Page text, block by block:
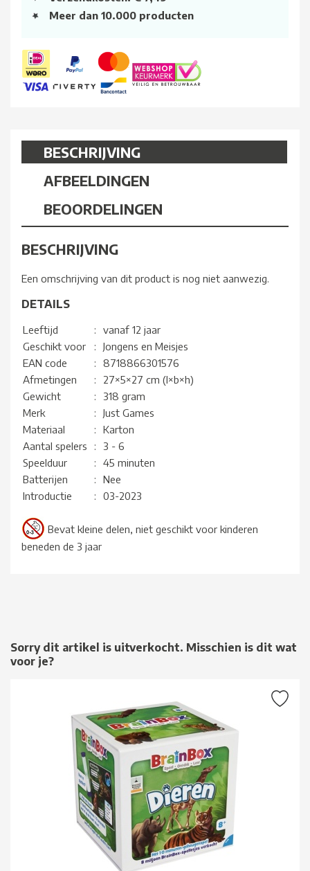
Meer dan 10.000 producten
BESCHRIJVING
AFBEELDINGEN
BEOORDELINGEN
BESCHRIJVING
Een omschrijving van dit product is nog niet aanwezig.
DETAILS
Leeftijd :
vanaf 12 jaar
Geschikt voor
:
Jongens en Meisjes
EAN code
:
8718866301576
Afmetingen
:
27×5×27 cm (l×b×h)
Gewicht
:
318 gram
Merk
:
Just Games
Materiaal
:
Karton
Aantal spelers
:
3 - 6
Speelduur
:
45 minuten
Batterijen
:
Nee
Introductie
: 03-2023
Bevat kleine delen, niet geschikt voor kinderen
beneden de 3 jaar
Sorry dit artikel is uitverkocht. Misschien is dit wat
voor je?